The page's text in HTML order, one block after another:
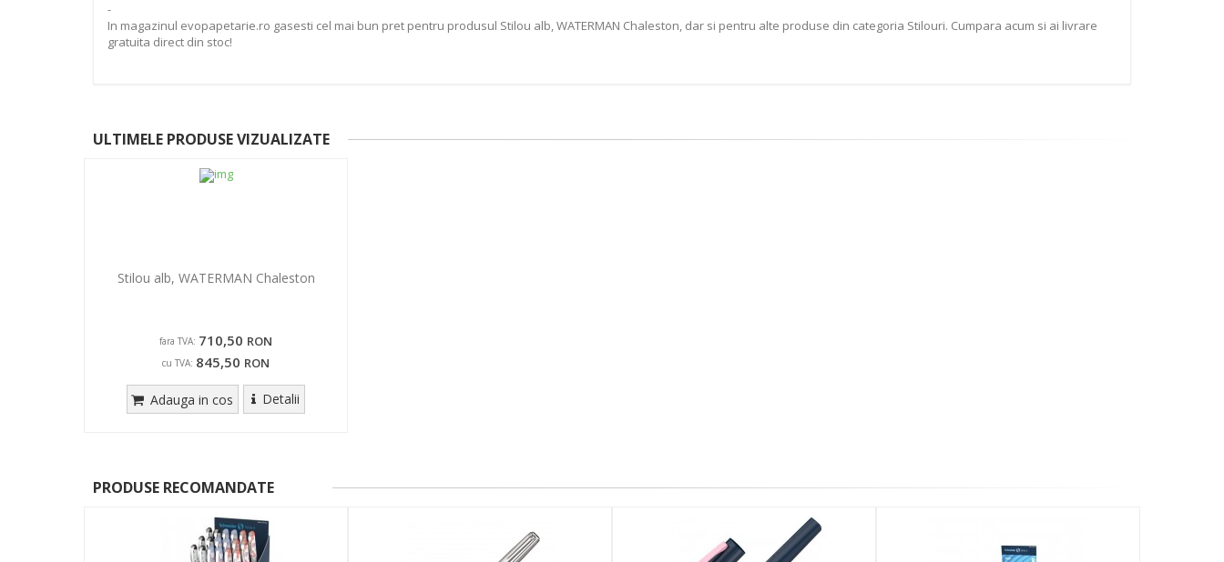
-
In magazinul evopapetarie.ro gasesti cel mai bun pret pentru produsul Stilou alb, WATERMAN Chaleston, dar si pentru alte produse din categoria Stilouri. Cumpara acum si ai livrare
gratuita direct din stoc!
ULTIMELE PRODUSE VIZUALIZATE
Stilou alb, WATERMAN Chaleston
fara TVA: 710,50 RON
cu TVA: 845,50 RON
Adauga in cos Detalii
PRODUSE RECOMANDATE